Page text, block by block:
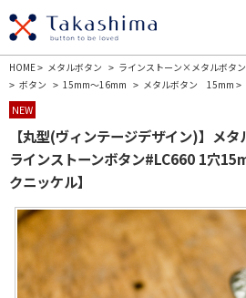
HOME> メタルボタン > ラインストーン×メタルボタン
> ボタン > 15mm～16mm > メタルボタン 15mm >
NEW
【丸型(ヴィンテージデザイン)】メ
ラインストーンボタン#LC660 1穴
クニッケル】